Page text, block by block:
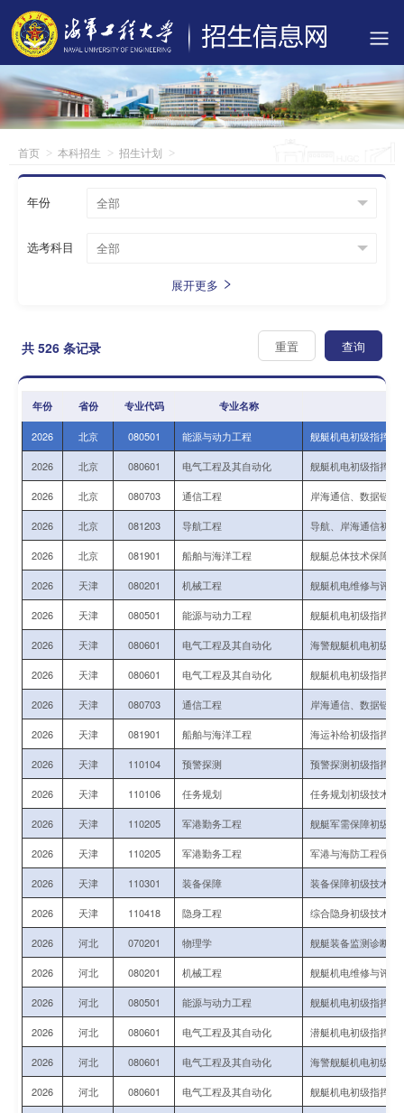
首页 本科招生 招生计划
年份
选考科目
展开更多
共 526 条记录 重置 查询
年份 省份 专业代码 专业名称
2026 北京 080501 能源与动力工程 舰艇机电初级指挥与
2026 北京 080601 电气工程及其自动化 舰艇机电初级指挥与
2026 北京 080703 通信工程 岸海通信、数据链
2026 北京 081203 导航工程 导航、岸海通信初级
2026 北京 081901 船舶与海洋工程 舰艇总体技术保障初
2026 天津 080201 机械工程 舰艇机电维修与评估
2026 天津 080501 能源与动力工程 舰艇机电初级指挥与
2026 天津 080601 电气工程及其自动化 海警舰艇机电初级指
2026 天津 080601 电气工程及其自动化 舰艇机电初级指挥与
2026 天津 080703 通信工程 岸海通信、数据链
2026 天津 081901 船舶与海洋工程 海运补给初级指挥军
2026 天津 110104 预警探测 预警探测初级指挥与
2026 天津 110106 任务规划 任务规划初级技术军
2026 天津 110205 军港勤务工程 舰艇军需保障初级指
2026 天津 110205 军港勤务工程 军港与海防工程保障
2026 天津 110301 装备保障 装备保障初级技术军
2026 天津 110418 隐身工程 综合隐身初级技术军
2026 河北 070201 物理学 舰艇装备监测诊断、
2026 河北 080201 机械工程 舰艇机电维修与评估
2026 河北 080501 能源与动力工程 舰艇机电初级指挥与
2026 河北 080601 电气工程及其自动化 潜艇机电初级指挥与
2026 河北 080601 电气工程及其自动化 海警舰艇机电初级指
2026 河北 080601 电气工程及其自动化 舰艇机电初级指挥与